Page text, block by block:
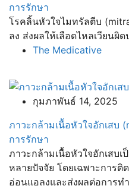
การรักษา
โรคลิ้นหัวใจไมทรัลตีบ
ลง ส่งผลให้เลือดไหลเวียนผิ
The Medicative
กุมภาพันธ์ 14, 2025
ภาวะกล้ามเนื้อหัวใจอักเสบ
การรักษา
ภาวะกล้ามเนื้อหัวใจอักเสบ
หลายปัจจัย โดยเฉพาะการติ
อ่อนแอลงและส่งผลต่อการท